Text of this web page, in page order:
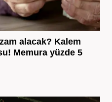
alacak? Kalem
Memura yüzde 5